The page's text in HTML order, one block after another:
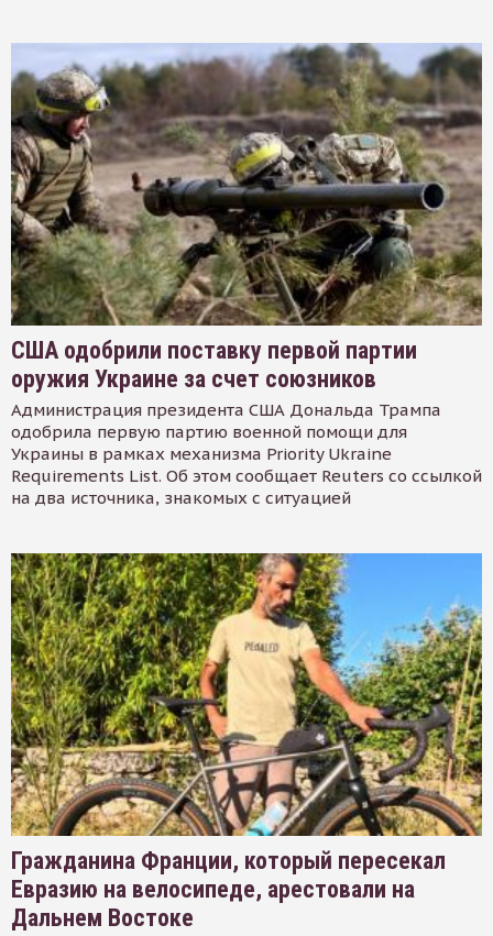
США одобрили поставку первой партии
оружия Украине за счет союзников
Администрация президента США Дональда Трампа
одобрила первую партию военной помощи для
Украины в рамках механизма Priority Ukraine
Requirements List. Об этом сообщает Reuters со ссылкой
на два источника, знакомых с ситуацией
Гражданина Франции, который пересекал
Евразию на велосипеде, арестовали на
Дальнем Востоке